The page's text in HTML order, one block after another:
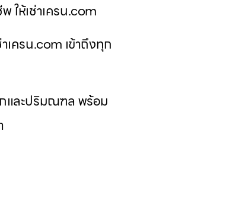
ให้เช่าเครน.com
ครน.com เข้าถึงทุก
และปริมณฑล พร้อม